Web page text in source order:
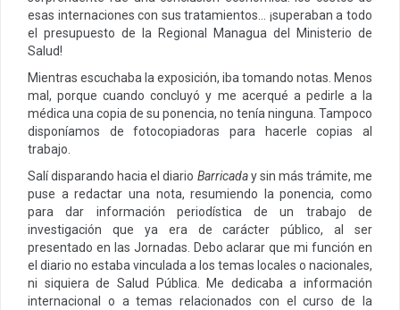
esas internaciones con sus tratamientos… ¡superaban a todo
el presupuesto de la Regional Managua del Ministerio de
Salud!
Mientras escuchaba la exposición, iba tomando notas. Menos
mal, porque cuando concluyó y me acerqué a pedirle a la
médica una copia de su ponencia, no tenía ninguna. Tampoco
disponíamos de fotocopiadoras para hacerle copias al
trabajo.
Salí disparando hacia el diario Barricaday sin más trámite, me
puse a redactar una nota, resumiendo la ponencia, como
para dar información periodística de un trabajo de
investigación que ya era de carácter público, al ser
presentado en las Jornadas. Debo aclarar que mi función en
el diario no estaba vinculada a los temas locales o nacionales,
ni siquiera de Salud Pública. Me dedicaba a información
internacional o a temas relacionados con el curso de la